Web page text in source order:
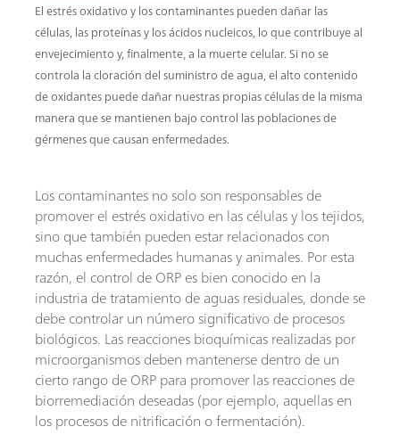
El estrés oxidativo y los contaminantes pueden dañar las
células, las proteínas y los ácidos nucleicos, lo que contribuye al
envejecimiento y, finalmente, a la muerte celular. Si no se
controla la cloración del suministro de agua, el alto contenido
de oxidantes puede dañar nuestras propias células de la misma
manera que se mantienen bajo control las poblaciones de
gérmenes que causan enfermedades.
Los contaminantes no solo son responsables de
promover el estrés oxidativo en las células y los tejidos,
sino que también pueden estar relacionados con
muchas enfermedades humanas y animales. Por esta
razón, el control de ORP es bien conocido en la
industria de tratamiento de aguas residuales, donde se
debe controlar un número significativo de procesos
biológicos. Las reacciones bioquímicas realizadas por
microorganismos deben mantenerse dentro de un
cierto rango de ORP para promover las reacciones de
biorremediación deseadas (por ejemplo, aquellas en
los procesos de nitrificación o fermentación).